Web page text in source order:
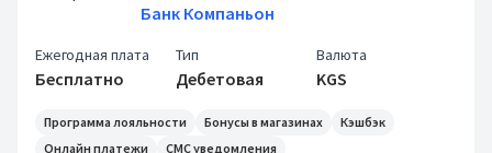
Банк Компаньон
Ежегодная плата
Бесплатно
Тип
Дебетовая
Валюта
KGS
Программа лояльности Бонусы в магазинах
Кэшбэк
Онлайн платежи
СМС уведомления